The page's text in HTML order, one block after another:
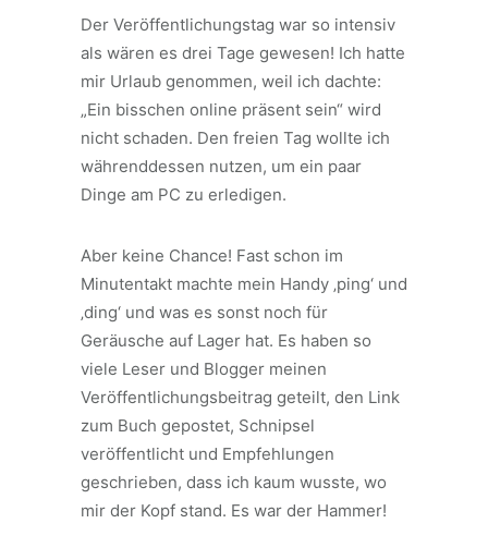
Der Veröffentlichungstag war so intensiv
als wären es drei Tage gewesen! Ich hatte
mir Urlaub genommen, weil ich dachte:
„Ein bisschen online präsent sein“ wird
nicht schaden. Den freien Tag wollte ich
währenddessen nutzen, um ein paar
Dinge am PC zu erledigen.
Aber keine Chance! Fast schon im
Minutentakt machte mein Handy ‚ping‘ und
‚ding‘ und was es sonst noch für
Geräusche auf Lager hat. Es haben so
viele Leser und Blogger meinen
Veröffentlichungsbeitrag geteilt, den Link
zum Buch gepostet, Schnipsel
veröffentlicht und Empfehlungen
geschrieben, dass ich kaum wusste, wo
mir der Kopf stand. Es war der Hammer!